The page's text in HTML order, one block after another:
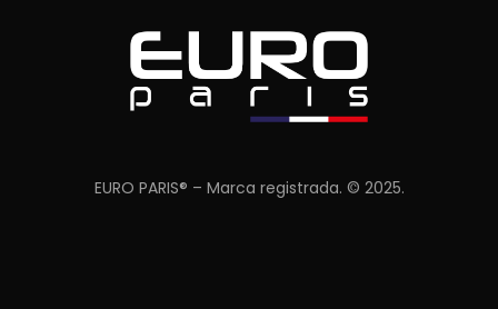
EURO PARIS® – Marca registrada. © 2025.